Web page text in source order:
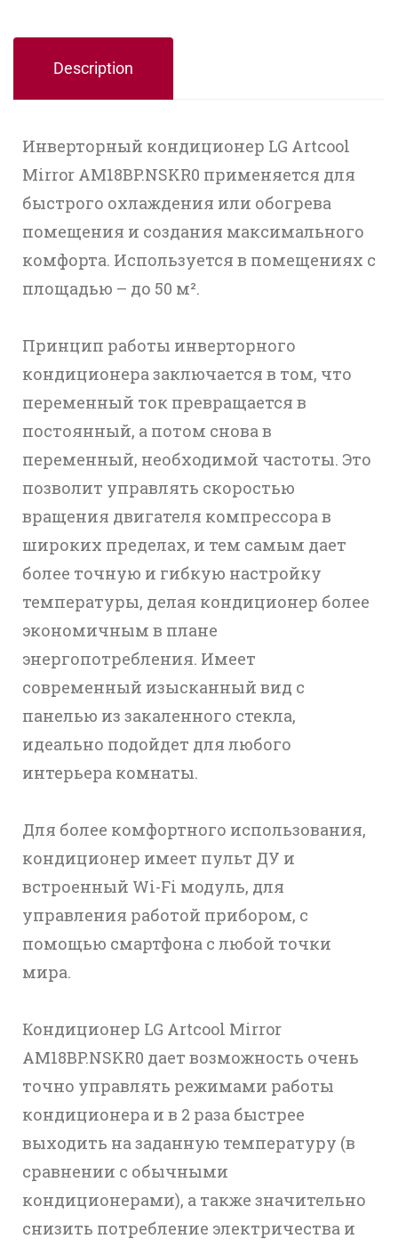
Description
Инверторный кондиционер LG Artcool
Mirror AM18BP.NSKR0 применяется для
быстрого охлаждения или обогрева
помещения и создания максимального
комфорта. Используется в помещениях с
площадью – до 50 м².
Принцип работы инверторного
кондиционера заключается в том, что
переменный ток превращается в
постоянный, а потом снова в
переменный, необходимой частоты. Это
позволит управлять скоростью
вращения двигателя компрессора в
широких пределах, и тем самым дает
более точную и гибкую настройку
температуры, делая кондиционер более
экономичным в плане
энергопотребления. Имеет
современный изысканный вид с
панелью из закаленного стекла,
идеально подойдет для любого
интерьера комнаты.
Для более комфортного использования,
кондиционер имеет пульт ДУ и
встроенный Wi-Fi модуль, для
управления работой прибором, с
помощью смартфона с любой точки
мира.
Кондиционер LG Artcool Mirror
AM18BP.NSKR0 дает возможность очень
точно управлять режимами работы
кондиционера и в 2 раза быстрее
выходить на заданную температуру (в
сравнении с обычными
кондиционерами), а также значительно
снизить потребление электричества и